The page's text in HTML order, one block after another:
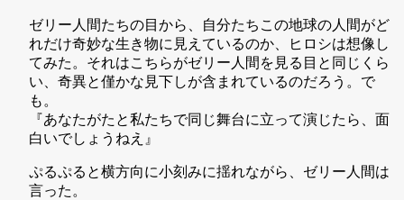
ゼリー人間たちの目から、自分たちこの地球の人間がど
れだけ奇妙な生き物に見えているのか、ヒロシは想像し
てみた。それはこちらがゼリー人間を見る目と同じくら
い、奇異と僅かな見下しが含まれているのだろう。で
も。
『あなたがたと私たちで同じ舞台に立って演じたら、面
白いでしょうねえ』
ぷるぷると横方向に小刻みに揺れながら、ゼリー人間は
言った。